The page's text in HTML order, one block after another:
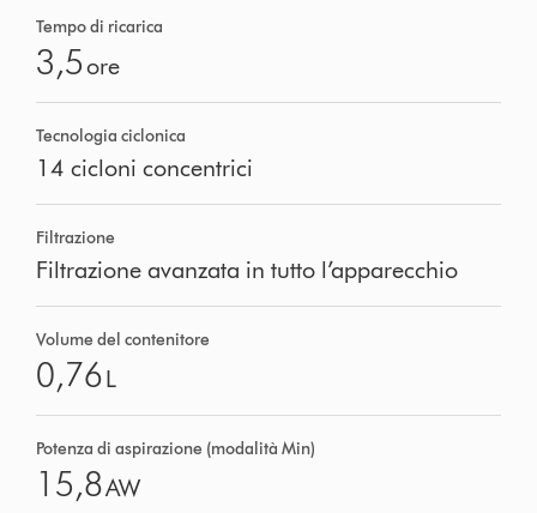
Tempo di ricarica
3,5ore
Tecnologia ciclonica
14 cicloni concentrici
Filtrazione
Filtrazione avanzata in tutto l’apparecchio
Volume del contenitore
0,76L
Potenza di aspirazione (modalità Min)
15,8AW